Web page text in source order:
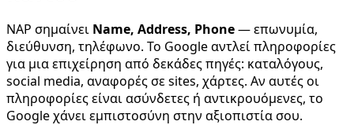
NAP σημαίνει Name, Address, Phone— επωνυμία,
διεύθυνση, τηλέφωνο. Το Google αντλεί πληροφορίες
για μια επιχείρηση από δεκάδες πηγές: καταλόγους,
social media, αναφορές σε sites, χάρτες. Αν αυτές οι
πληροφορίες είναι ασύνδετες ή αντικρουόμενες, το
Google χάνει εμπιστοσύνη στην αξιοπιστία σου.